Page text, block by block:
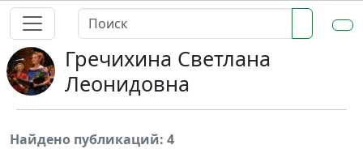
Гречихина Светлана
Леонидовна
Найдено публикаций: 4